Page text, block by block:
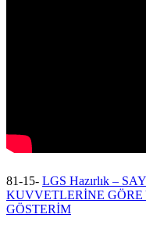
81-15- LGS Hazırlık –
KUVVETLERİNE GÖRE
GÖSTERİM